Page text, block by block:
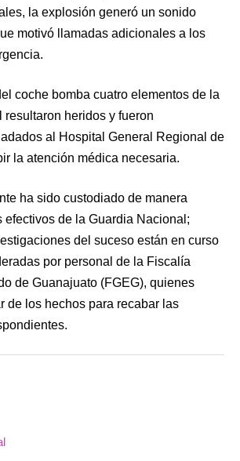
la explosión generó un sonido
motivó llamadas adicionales a los
coche bomba cuatro elementos de la
heridos y fueron
al Hospital General Regional de
la atención médica necesaria.
ha sido custodiado de manera
efectivos de la Guardia Nacional;
del suceso están en curso
por personal de la Fiscalía
de Guanajuato (FGEG), quienes
de los hechos para recabar las